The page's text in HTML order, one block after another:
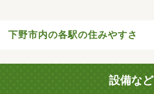
下野市内の各駅の住みやすさ
設備など